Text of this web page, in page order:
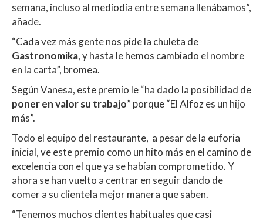
semana, incluso al mediodía entre semana llenábamos”,
añade.
“Cada vez más gente nos pide la chuleta de
Gastronomika, y hasta le hemos cambiado el nombre
en la carta”, bromea.
Según Vanesa, este premio le “ha dado la posibilidad de
poner en valor su trabajo” porque “El Alfoz es un hijo
más”.
Todo el equipo del restaurante, a pesar de la euforia
inicial, ve este premio como un hito más en el camino de
excelencia con el que ya se habían comprometido. Y
ahora se han vuelto a centrar en seguir dando de
comer a su clientela mejor manera que saben.
“Tenemos muchos clientes habituales que casi